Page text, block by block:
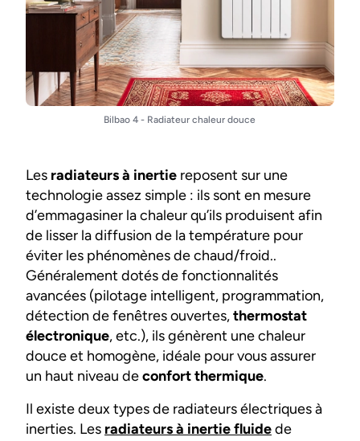
Bilbao 4 - Radiateur chaleur douce
Les radiateurs à inertie reposent sur une
technologie assez simple : ils sont en mesure
d’emmagasiner la chaleur qu’ils produisent afin
de lisser la diffusion de la température pour
éviter les phénomènes de chaud/froid..
Généralement dotés de fonctionnalités
avancées (pilotage intelligent, programmation,
détection de fenêtres ouvertes,thermostat
électronique, etc.), ils génèrent une chaleur
douce et homogène, idéale pour vous assurer
un haut niveau deconfort thermique.
Il existe deux types de radiateurs électriques à
inerties. Les radiateurs à inertie fluidede